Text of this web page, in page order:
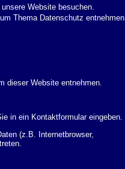
Website besuchen.
Thema Datenschutz entnehmen
dieser Website entnehmen.
in ein Kontaktformular eingeben.
(z.B. Internetbrowser,